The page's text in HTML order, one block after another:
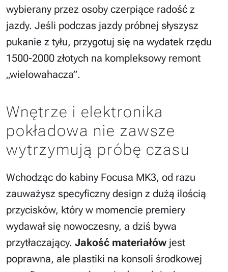
wybierany przez osoby czerpiące radość z
jazdy. Jeśli podczas jazdy próbnej słyszysz
pukanie z tyłu, przygotuj się na wydatek rzędu
1500-2000 złotych na kompleksowy remont
„wielowahacza”.
Wnętrze i elektronika
pokładowa nie zawsze
wytrzymują próbę czasu
Wchodząc do kabiny Focusa MK3, od razu
zauważysz specyficzny design z dużą ilością
przycisków, który w momencie premiery
wydawał się nowoczesny, a dziś bywa
przytłaczający. Jakość materiałów jest
poprawna, ale plastiki na konsoli środkowej